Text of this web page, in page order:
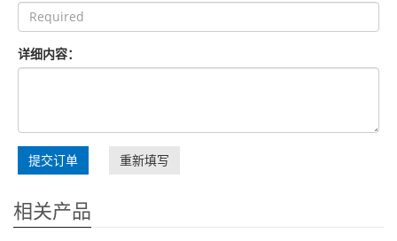
详细内容：
提交订单 重新填写
相关产品